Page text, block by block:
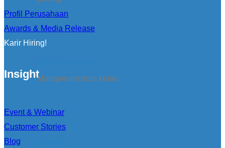
Manajemen data kelas
Profil Perusahaan
Awards & Media Release
Karir Hiring!
Insight
Event & Webinar
Customer Stories
Blog